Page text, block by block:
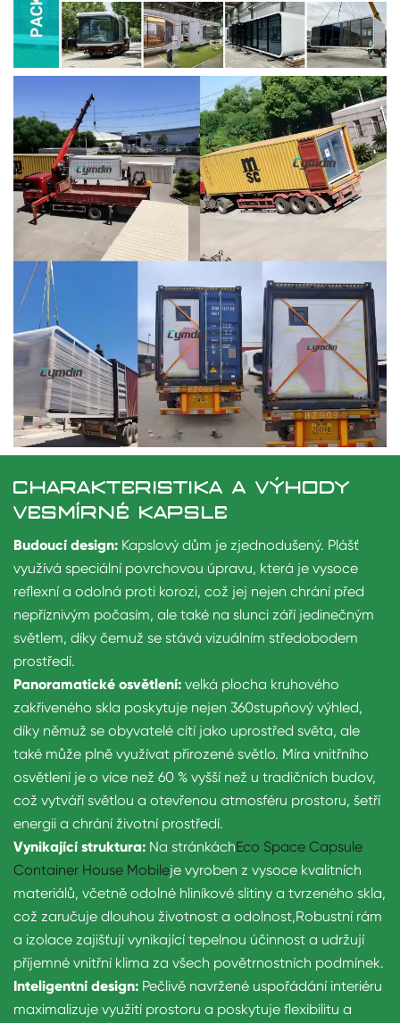
CHARAKTERISTIKA A VÝHODY
VESMÍRNÉ KAPSLE
Budoucí design: Kapslový dům je zjednodušený. Plášť
využívá speciální povrchovou úpravu, která je vysoce
reflexní a odolná proti korozi, což jej nejen chrání před
nepříznivým počasím, ale také na slunci září jedinečným
světlem, díky čemuž se stává vizuálním středobodem
prostředí.
Panoramatické osvětlení: velká plocha kruhového
zakřiveného skla poskytuje nejen 360stupňový výhled,
díky němuž se obyvatelé cítí jako uprostřed světa, ale
také může plně využívat přirozené světlo. Míra vnitřního
osvětlení je o více než 60 % vyšší než u tradičních budov,
což vytváří světlou a otevřenou atmosféru prostoru, šetří
energii a chrání životní prostředí.
Vynikající struktura: Na stránkáchEco Space Capsule
Container House Mobileje vyroben z vysoce kvalitních
materiálů, včetně odolné hliníkové slitiny a tvrzeného skla,
což zaručuje dlouhou životnost a odolnost,Robustní rám
a izolace zajišťují vynikající tepelnou účinnost a udržují
příjemné vnitřní klima za všech povětrnostních podmínek.
Inteligentní design: Pečlivě navržené uspořádání interiéru
maximalizuje využití prostoru a poskytuje flexibilitu a